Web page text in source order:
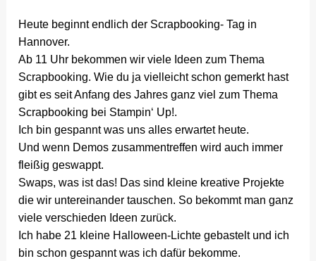
Heute beginnt endlich der Scrapbooking- Tag in
Hannover.
Ab 11 Uhr bekommen wir viele Ideen zum Thema
Scrapbooking. Wie du ja vielleicht schon gemerkt hast
gibt es seit Anfang des Jahres ganz viel zum Thema
Scrapbooking bei Stampin‘ Up!.
Ich bin gespannt was uns alles erwartet heute.
Und wenn Demos zusammentreffen wird auch immer
fleißig geswappt.
Swaps, was ist das! Das sind kleine kreative Projekte
die wir untereinander tauschen. So bekommt man ganz
viele verschieden Ideen zurück.
Ich habe 21 kleine Halloween-Lichte gebastelt und ich
bin schon gespannt was ich dafür bekomme.